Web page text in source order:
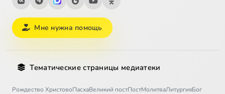
Мне нужна помощь
Тематические страницы медиатеки
Рождество ХристовоПасхаВеликий постПостМолитваЛитургияБог